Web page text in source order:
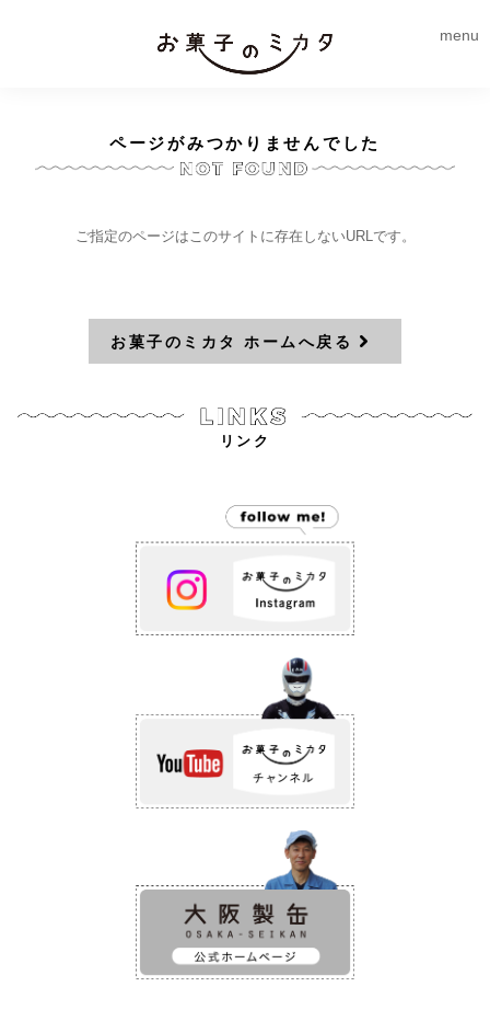
menu
ページがみつかりませんでした
ご指定のページはこのサイトに存在しないURLです。
お菓子のミカタ ホームへ戻る
リンク